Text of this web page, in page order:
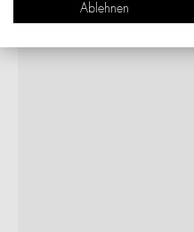
Ablehnen